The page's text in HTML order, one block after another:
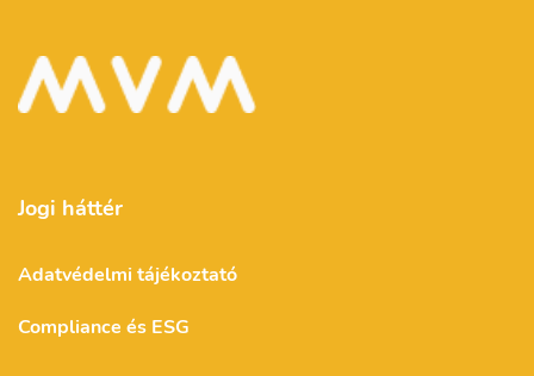
Jogi háttér
Adatvédelmi tájékoztató
Compliance és ESG